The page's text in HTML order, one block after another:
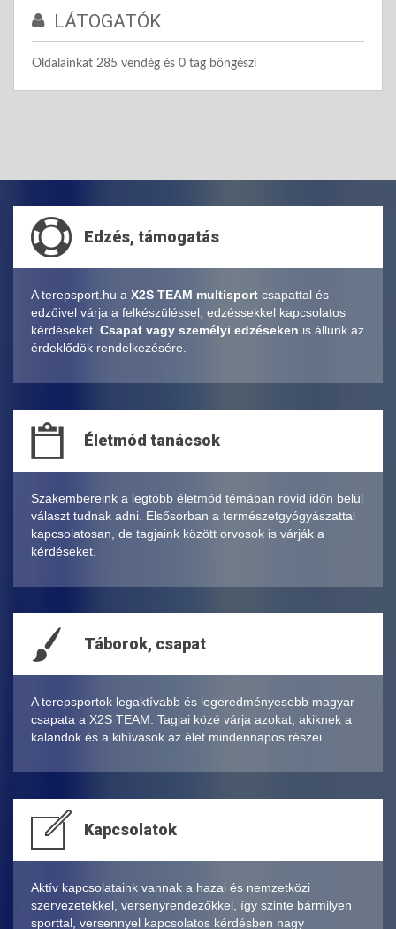
LÁTOGATÓK
Oldalainkat 285 vendég és 0 tag böngészi
Edzés, támogatás
A terepsport.hu a X2S TEAM multisport csapattal és
edzőivel várja a felkészüléssel, edzéssekkel kapcsolatos
kérdéseket. Csapat vagy személyi edzéseken is állunk az
érdeklődök rendelkezésére.
Életmód tanácsok
Szakembereink a legtöbb életmód témában rövid időn belül
választ tudnak adni. Elsősorban a természetgyógyászattal
kapcsolatosan, de tagjaink között orvosok is várják a
kérdéseket.
Táborok, csapat
A terepsportok legaktívabb és legeredményesebb magyar
csapata a X2S TEAM. Tagjai közé várja azokat, akiknek a
kalandok és a kihívások az élet mindennapos részei.
Kapcsolatok
Aktív kapcsolataink vannak a hazai és nemzetközi
szervezetekkel, versenyrendezőkkel, így szinte bármilyen
sporttal, versennyel kapcsolatos kérdésben nagy